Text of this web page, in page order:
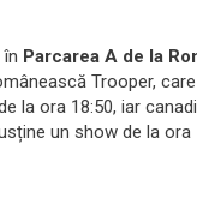
Parcarea A de la
Trooper,
la ora 18:50, iar
un show de la ora